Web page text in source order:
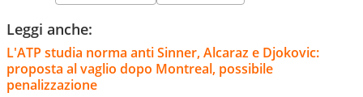
Leggi anche:
L'ATP studia norma anti Sinner, Alcaraz e Djokovic:
proposta al vaglio dopo Montreal, possibile
penalizzazione